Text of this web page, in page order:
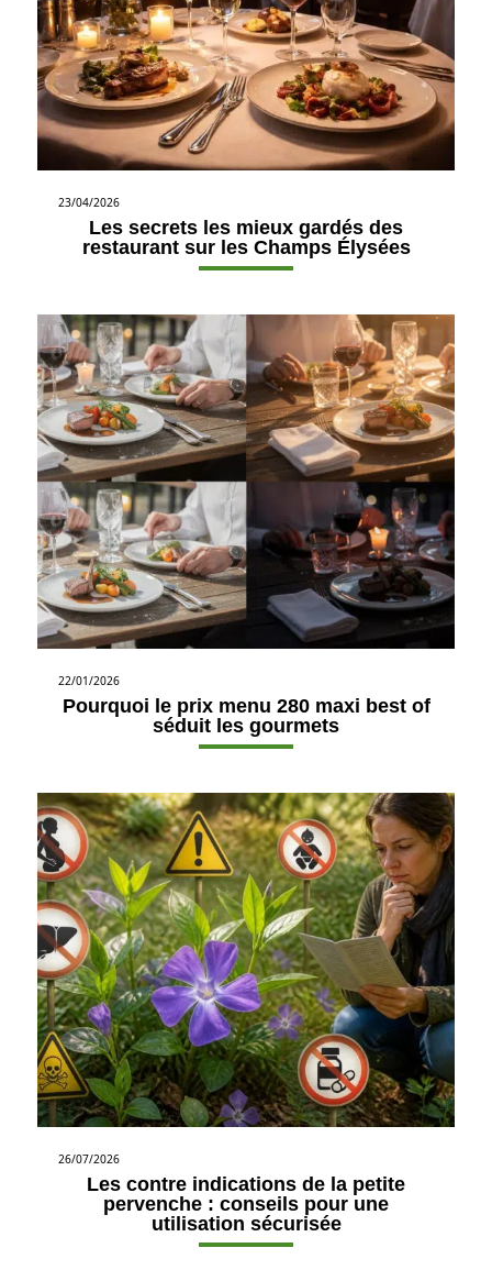
23/04/2026
Les secrets les mieux gardés des
restaurant sur les Champs Élysées
22/01/2026
Pourquoi le prix menu 280 maxi best of
séduit les gourmets
26/07/2026
Les contre indications de la petite
pervenche : conseils pour une
utilisation sécurisée